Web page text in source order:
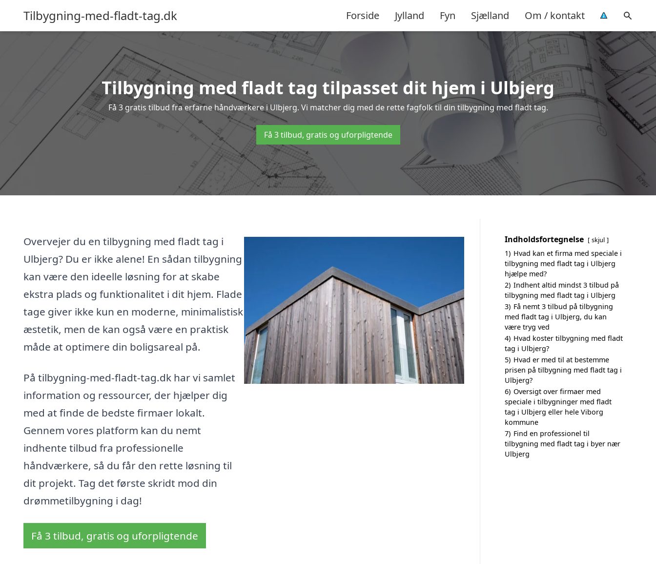
Tilbygning-med-fladt-tag.dk Forside Jylland Fyn Sjælland Om / kontakt
Tilbygning med fladt tag tilpasset dit hjem i Ulbjerg
Få 3 gratis tilbud fra erfarne håndværkere i Ulbjerg. Vi matcher dig med de rette fagfolk til din tilbygning med fladt tag.
Få 3 tilbud, gratis og uforpligtende
Overvejer du en tilbygning med fladt tag i
Ulbjerg? Du er ikke alene! En sådan tilbygning
kan være den ideelle løsning for at skabe
ekstra plads og funktionalitet i dit hjem. Flade
tage giver ikke kun en moderne, minimalistisk
æstetik, men de kan også være en praktisk
måde at optimere din boligsareal på.
På tilbygning-med-fladt-tag.dk har vi samlet
information og ressourcer, der hjælper dig
med at finde de bedste firmaer lokalt.
Gennem vores platform kan du nemt
indhente tilbud fra professionelle
håndværkere, så du får den rette løsning til
dit projekt. Tag det første skridt mod din
drømmetilbygning i dag!
Få 3 tilbud, gratis og uforpligtende
Indholdsfortegnelse skjul
1) Hvad kan et firma med speciale i
tilbygning med fladt tag i Ulbjerg
hjælpe med?
2) Indhent altid mindst 3 tilbud på
tilbygning med fladt tag i Ulbjerg
3) Få nemt 3 tilbud på tilbygning
med fladt tag i Ulbjerg, du kan
være tryg ved
4) Hvad koster tilbygning med fladt
tag i Ulbjerg?
5) Hvad er med til at bestemme
prisen på tilbygning med fladt tag i
Ulbjerg?
6) Oversigt over firmaer med
speciale i tilbygninger med fladt
tag i Ulbjerg eller hele Viborg
kommune
7) Find en professionel til
tilbygning med fladt tag i byer nær
Ulbjerg